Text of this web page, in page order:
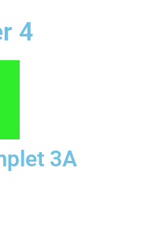
4
3A